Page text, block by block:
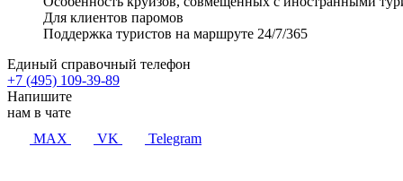
Для клиентов паромов
Поддержка туристов на маршруте 24/7/365
Единый справочный телефон
+7 (495) 109-39-89
Напишите
нам в чате
MAX
VK Telegram